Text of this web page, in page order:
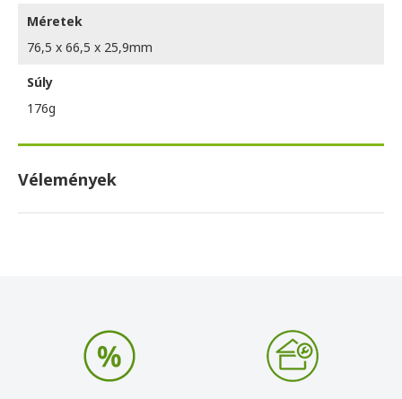
Méretek
76,5 x 66,5 x 25,9mm
Súly
176g
Vélemények